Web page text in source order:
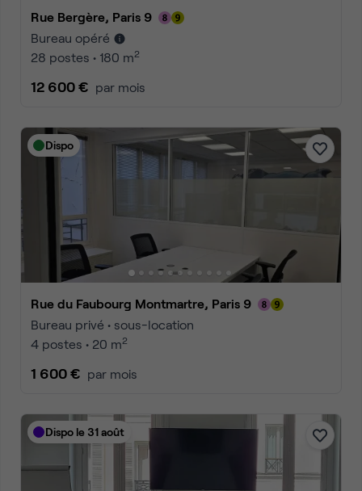
Rue Bergère, Paris 9
Bureau opéré
28 postes • 180 m2
12 600 € par mois
Dispo
Rue du Faubourg Montmartre, Paris 9
Bureau privé • sous-location
4 postes • 20 m2
1 600 € par mois
Dispo le 31 août